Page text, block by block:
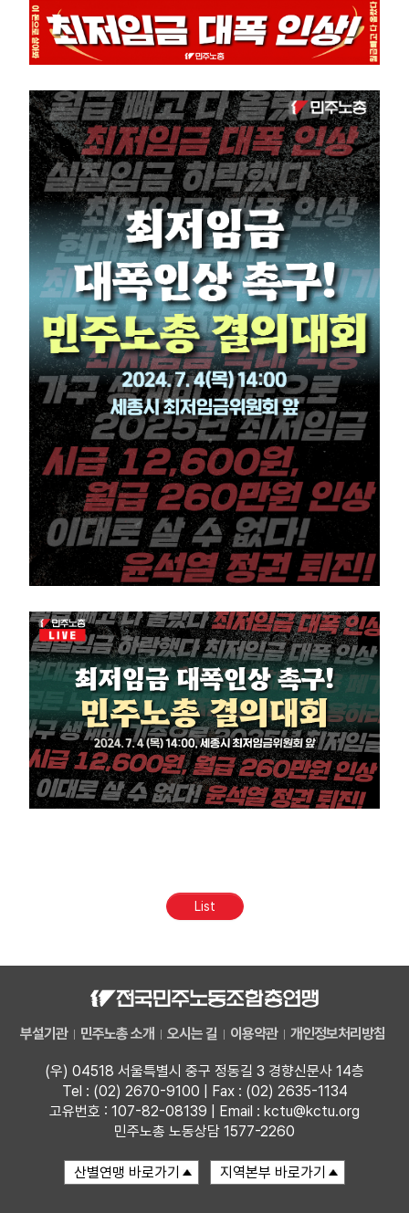
List
부설기관 민주노총 소개 오시는 길 이용약관 개인정보처리방침
(우) 04518 서울특별시 중구 정동길 3 경향신문사 14층
Tel : (02) 2670-9100 | Fax : (02) 2635-1134
고유번호 : 107-82-08139 | Email : kctu@kctu.org
민주노총 노동상담 1577-2260